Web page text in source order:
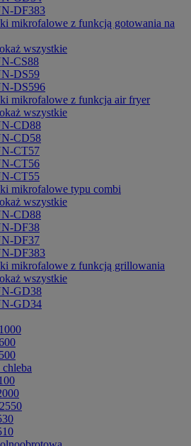
DF383
mikrofalowe z funkcją gotowania na
wszystkie
CS88
DS59
DS596
mikrofalowe z funkcja air fryer
wszystkie
CD88
CD58
CT57
CT56
CT55
mikrofalowe typu combi
wszystkie
CD88
DF38
DF37
DF383
mikrofalowe z funkcją grillowania
wszystkie
GD38
GD34